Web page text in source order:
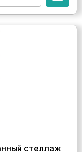
стеллаж